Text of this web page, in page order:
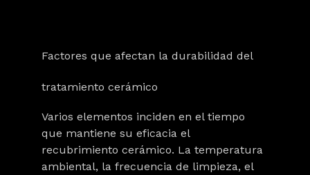
Factores que afectan la durabilidad del
tratamiento cerámico
Varios elementos inciden en el tiempo
que mantiene su eficacia el
recubrimiento cerámico. La temperatura
ambiental, la frecuencia de limpieza, el